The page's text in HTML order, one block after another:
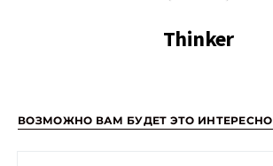
Thinker
ВОЗМОЖНО ВАМ БУДЕТ ЭТО ИНТЕРЕСНО